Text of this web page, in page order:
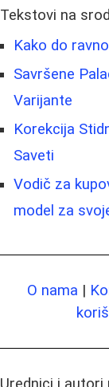
Tekstovi na
Kako do
Savršene
Varijante
Korekcija
Saveti
Vodič za
model za
O nama |